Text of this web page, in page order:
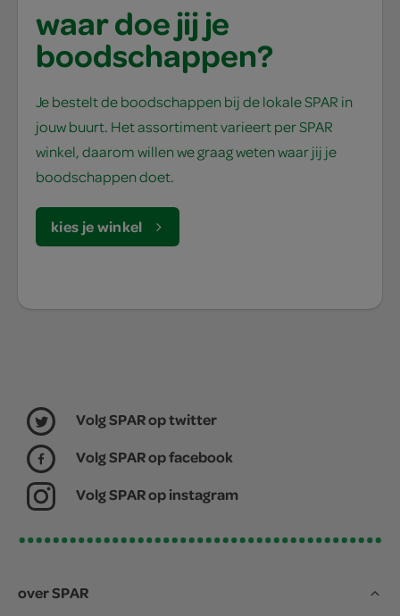
waar doe jij je
boodschappen?
Je bestelt de boodschappen bij de lokale SPAR in
jouw buurt. Het assortiment varieert per SPAR
winkel, daarom willen we graag weten waar jij je
boodschappen doet.
kies je winkel
Volg SPAR op twitter
Volg SPAR op facebook
Volg SPAR op instagram
over SPAR